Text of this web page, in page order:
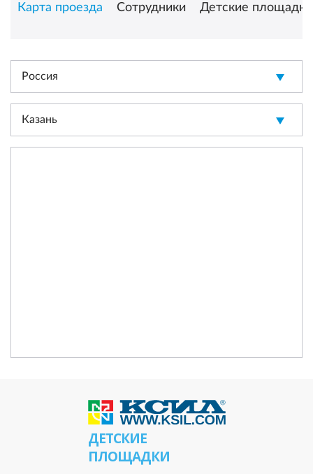
Карта проезда Сотрудники Детские площадки
Россия
Казань
ДЕТСКИЕ
ПЛОЩАДКИ